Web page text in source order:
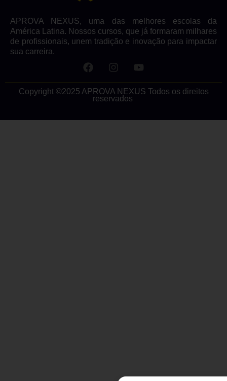
APROVA NEXUS, uma das melhores escolas da
América Latina. Nossos cursos, que já formaram milhares
de profissionais, unem tradição e inovação para impactar
sua carreira.
Copyright ©2025 APROVA NEXUS Todos os direitos
reservados